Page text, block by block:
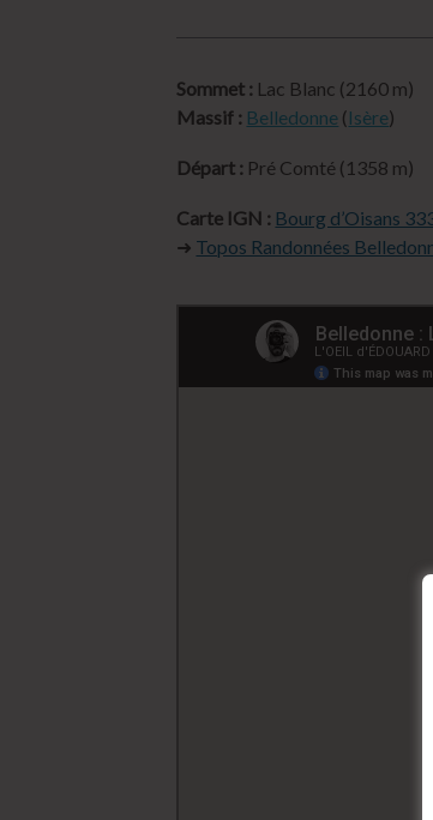
Sommet : Lac Blanc (2160 m)
Massif : Belledonne (Isère)
Départ : Pré Comté (1358 m)
Carte IGN : Bourg d’Oisans
➜ Topos Randonnées